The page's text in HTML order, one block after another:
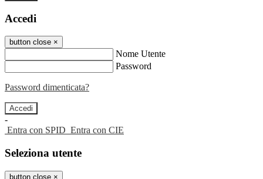
Accedi
button close ×
Nome Utente
Password
Password dimenticata?
-
Entra con SPID Entra con CIE
Seleziona utente
button close ×